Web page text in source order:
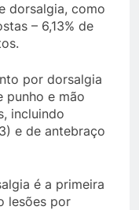
dorsalgia, como
– 6,13% de
por dorsalgia
punho e mão
incluindo
e de antebraço
é a primeira
lesões por